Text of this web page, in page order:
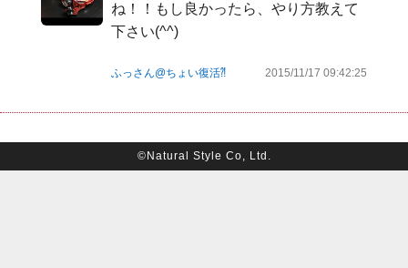
ね！！もし良かったら、やり方教えて
下さい(^^)
ふっさん@ちょい復活⁈ 2015/11/17 09:42:25
©Natural Style Co, Ltd.